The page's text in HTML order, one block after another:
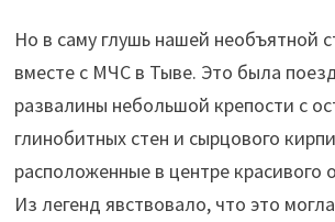
Но в саму глушь нашей необъятной
вместе с МЧС в Тыве. Это была
развалины небольшой крепости с
глинобитных стен и сырцового
расположенные в центре красивого
Из легенд явствовало, что это